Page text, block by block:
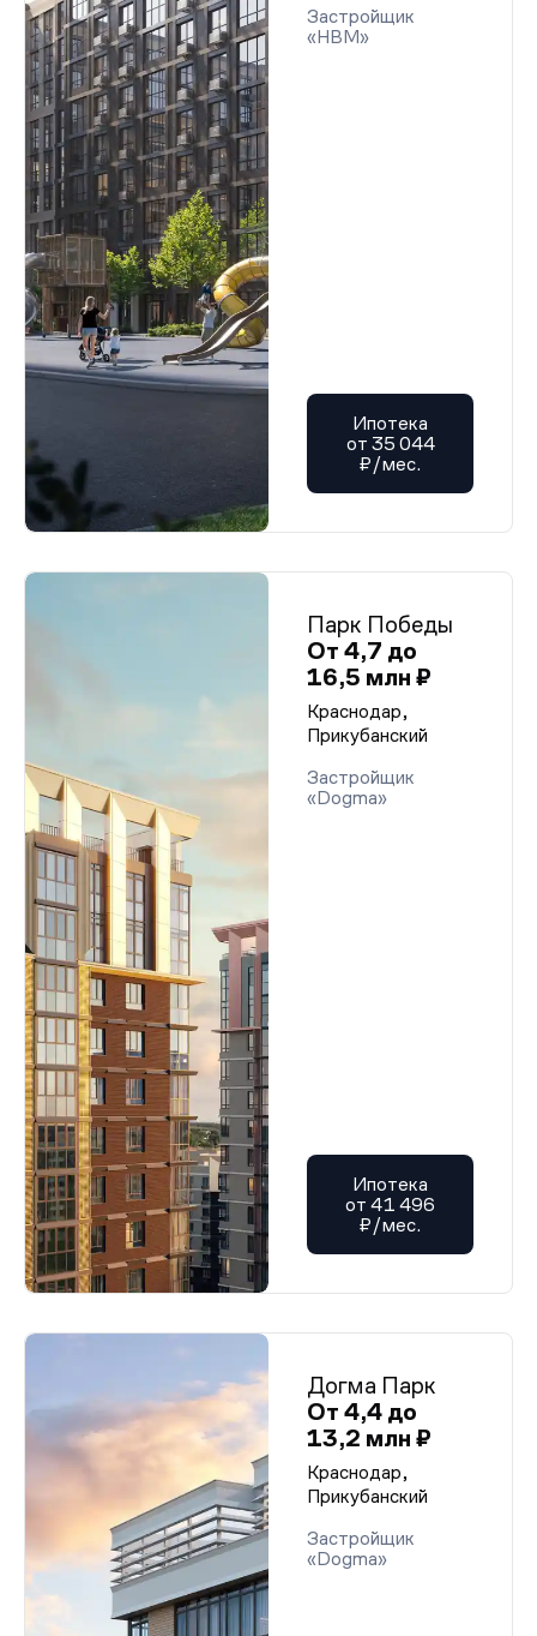
Застройщик
«НВМ»
Ипотека
от 35 044
₽/мес.
Парк Победы
От 4,7 до
16,5 млн ₽
Краснодар,
Прикубанский
Застройщик
«Dogma»
Ипотека
от 41 496
₽/мес.
Догма Парк
От 4,4 до
13,2 млн ₽
Краснодар,
Прикубанский
Застройщик
«Dogma»